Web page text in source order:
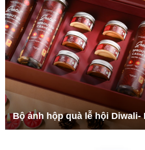
Bộ ảnh hộp quà lễ hội Diwali-